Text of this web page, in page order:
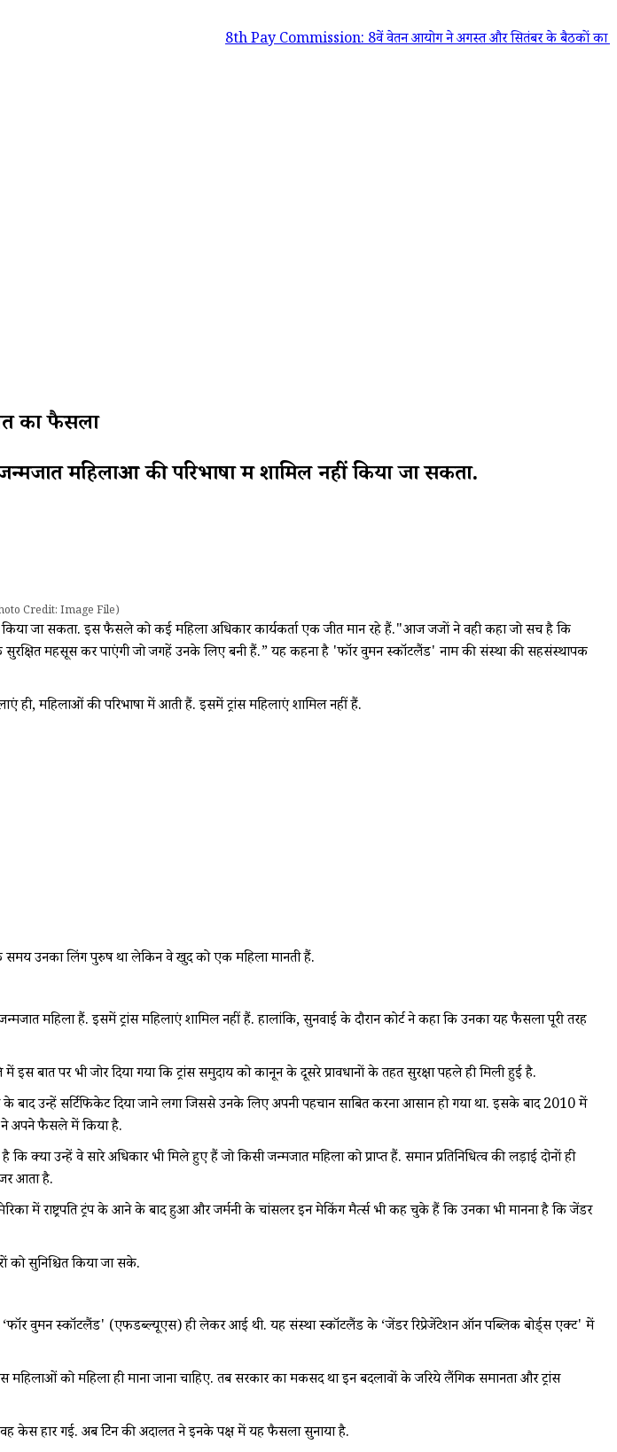
8th Pay Commission: 8वें वेतन आयोग ने अगस्त और सितंबर के बैठकों का शेड्यूल
का फैसला
महिलाओं की परिभाषा में शामिल नहीं किया जा सकता.
(Photo Credit: Image File)
किया जा सकता. इस फैसले को कई महिला अधिकार कार्यकर्ता एक जीत मान रहे हैं."आज जजों ने वही कहा जो सच है कि
महसूस कर पाएंगी जो जगहें उनके लिए बनी हैं.” यह कहना है 'फॉर वुमन स्कॉटलैंड' नाम की संस्था की सहसंस्थापक
महिलाओं की परिभाषा में आती हैं. इसमें ट्रांस महिलाएं शामिल नहीं हैं.
उनका लिंग पुरुष था लेकिन वे खुद को एक महिला मानती हैं.
महिला हैं. इसमें ट्रांस महिलाएं शामिल नहीं हैं. हालांकि, सुनवाई के दौरान कोर्ट ने कहा कि उनका यह फैसला पूरी तरह
पर भी जोर दिया गया कि ट्रांस समुदाय को कानून के दूसरे प्रावधानों के तहत सुरक्षा पहले ही मिली हुई है.
बाद उन्हें सर्टिफिकेट दिया जाने लगा जिससे उनके लिए अपनी पहचान साबित करना आसान हो गया था. इसके बाद 2010 में
ने अपने फैसले में किया है.
उन्हें वे सारे अधिकार भी मिले हुए हैं जो किसी जन्मजात महिला को प्राप्त हैं. समान प्रतिनिधित्व की लड़ाई दोनों ही
आता है.
में राष्ट्रपति ट्रंप के आने के बाद हुआ और जर्मनी के चांसलर इन मेकिंग मैर्त्स भी कह चुके हैं कि उनका भी मानना है कि जेंडर
को सुनिश्चित किया जा सके.
वुमन स्कॉटलैंड' (एफडब्ल्यूएस) ही लेकर आई थी. यह संस्था स्कॉटलैंड के ‘जेंडर रिप्रेजेंटेशन ऑन पब्लिक बोर्ड्स एक्ट' में
को महिला ही माना जाना चाहिए. तब सरकार का मकसद था इन बदलावों के जरिये लैंगिक समानता और ट्रांस
हार गई. अब ब्रिटेन की अदालत ने इनके पक्ष में यह फैसला सुनाया है.